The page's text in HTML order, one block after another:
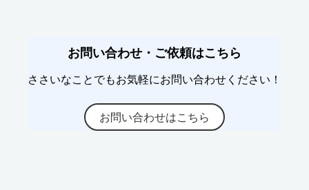
お問い合わせ・ご依頼はこちら
ささいなことでもお気軽にお問い合わせください！
お問い合わせはこちら